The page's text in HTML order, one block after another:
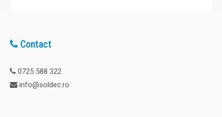
Contact
0725 588 322
info@soldec.ro